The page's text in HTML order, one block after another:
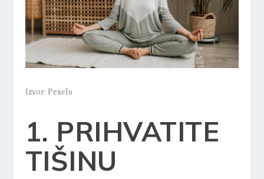
Izvor: Pexels
1. PRIHVATITE
TIŠINU